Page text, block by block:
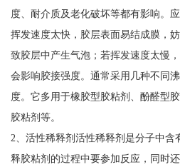
度、耐介质及老化破坏等都有影响。
挥发速度太快，胶层表面易结成膜，
致胶层中产生气泡；若挥发速度太慢
会影响胶接强度。通常采用几种不同
度。它多用于橡胶型胶粘剂、酚醛型
胶粘剂等。
2、活性稀释剂活性稀释剂是分子中
释胶粘剂的过程中要参加反应，同时